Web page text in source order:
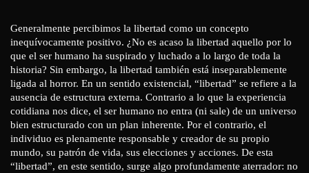
Generalmente percibimos la libertad como un concepto
inequívocamente positivo. ¿No es acaso la libertad aquello por lo
que el ser humano ha suspirado y luchado a lo largo de toda la
historia? Sin embargo, la libertad también está inseparablemente
ligada al horror. En un sentido existencial, “libertad” se refiere a la
ausencia de estructura externa. Contrario a lo que la experiencia
cotidiana nos dice, el ser humano no entra (ni sale) de un universo
bien estructurado con un plan inherente. Por el contrario, el
individuo es plenamente responsable y creador de su propio
mundo, su patrón de vida, sus elecciones y acciones. De esta
“libertad”, en este sentido, surge algo profundamente aterrador: no